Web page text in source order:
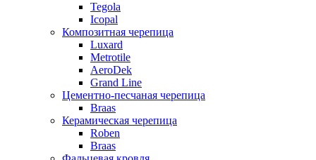
Tegola
Icopal
Композитная черепица
Luxard
Metrotile
AeroDek
Grand Line
Цементно-песчаная черепица
Braas
Керамическая черепица
Roben
Braas